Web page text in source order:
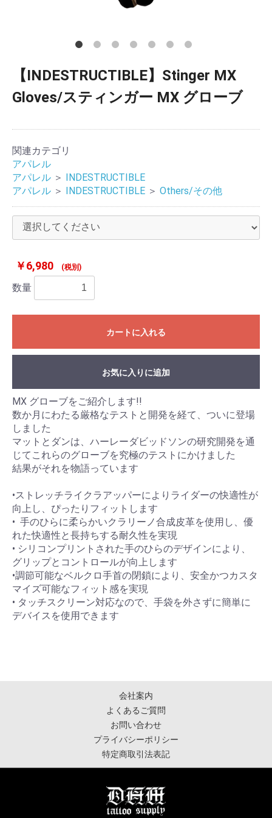
【INDESTRUCTIBLE】Stinger MX
Gloves/スティンガー MX グローブ
関連カテゴリ
アパレル
アパレル ＞ INDESTRUCTIBLE
アパレル ＞ INDESTRUCTIBLE ＞ Others/その他
￥6,980 (税別)
数量
カートに入れる
お気に入りに追加
MX グローブをご紹介します!!
数か月にわたる厳格なテストと開発を経て、ついに登場
しました
マットとダンは、ハーレーダビッドソンの研究開発を通
じてこれらのグローブを究極のテストにかけました
結果がそれを物語っています
•⁠ストレッチライクラアッパーによりライダーの快適性が
向上し、ぴったりフィットします
•⁠ ⁠ 手のひらに柔らかいクラリーノ合成皮革を使用し、優
れた快適性と長持ちする耐久性を実現
•⁠ ⁠シリコンプリントされた手のひらのデザインにより、
グリップとコントロールが向上します
•⁠⁠調節可能なベルクロ手首の閉鎖により、安全かつカスタ
マイズ可能なフィット感を実現
•⁠ ⁠タッチスクリーン対応なので、手袋を外さずに簡単に
デバイスを使用できます
会社案内
よくあるご質問
お問い合わせ
プライバシーポリシー
特定商取引法表記